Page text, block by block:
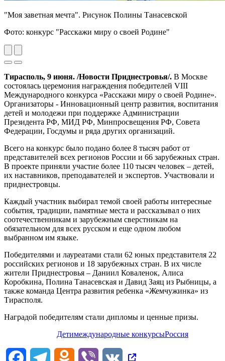
"Моя заветная мечта". Рисунок Полины Танасевской
Фото: конкурс "Расскажи миру о своей Родине"
Previous
Next
Тирасполь, 9 июня. /Новости Приднестровья/. В Москве
состоялась церемония награждения победителей VIII
Международного конкурса «Расскажи миру о своей Родине».
Организаторы - Инновационный центр развития, воспитания
детей и молодежи при поддержке Администрации
Президента РФ, МИД РФ, Минпросвещения РФ, Совета
Федерации, Госдумы и ряда других организаций.
Всего на конкурс было подано более 8 тысяч работ от
представителей всех регионов России и 66 зарубежных стран.
В проекте приняли участие более 110 тысяч человек – детей,
их наставников, преподавателей и экспертов. Участвовали и
приднестровцы.
Каждый участник выбирал темой своей работы интересные
события, традиции, памятные места и рассказывал о них
соотечественникам и зарубежным сверстникам на
обязательном для всех русском и еще одном любом
выбранном им языке.
Победителями и лауреатами стали 62 юных представителя 22
российских регионов и 18 зарубежных стран. В их числе
жители Приднестровья – Даниил Коваленок, Алиса
Коробкина, Полина Танасевская и Давид Заяц из Рыбницы, а
также команда Центра развития ребенка «Жемчужинка» из
Тирасполя.
Наградой победителям стали дипломы и ценные призы.
Детимеждународные конкурсыРоссия
FacebookTelegram Odnoklassniki
Viber VK